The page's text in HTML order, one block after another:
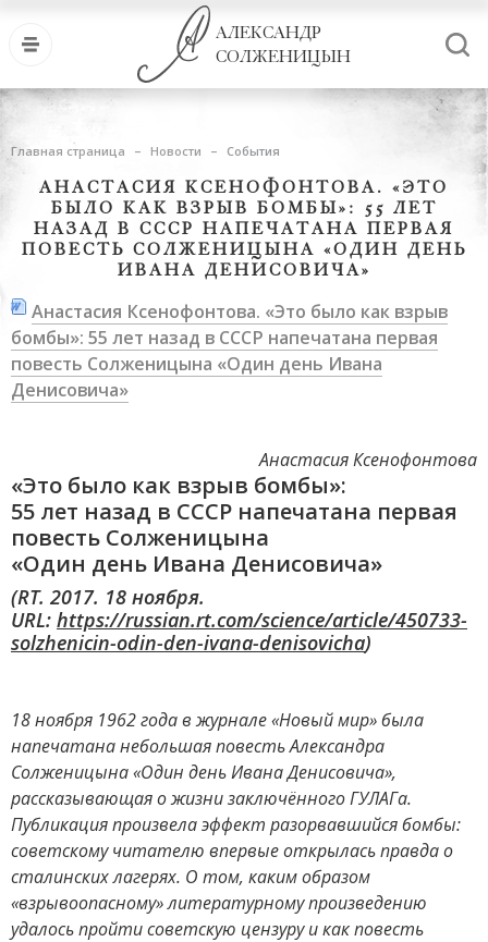
АЛЕКСАНДР
СОЛЖЕНИЦЫН
Главная страница Новости События
АНАСТАСИЯ КСЕНОФОНТОВА. «ЭТО
БЫЛО КАК ВЗРЫВ БОМБЫ»: 55 ЛЕТ
НАЗАД В СССР НАПЕЧАТАНА ПЕРВАЯ
ПОВЕСТЬ СОЛЖЕНИЦЫНА «ОДИН ДЕНЬ
ИВАНА ДЕНИСОВИЧА»
Анастасия Ксенофонтова. «Это было как взрыв
бомбы»: 55 лет назад в СССР напечатана первая
повесть Солженицына «Один день Ивана
Денисовича»
Анастасия Ксенофонтова
«Это было как взрыв бомбы»:
55 лет назад в СССР напечатана первая
повесть Солженицына
«Один день Ивана Денисовича»
(RT. 2017. 18 ноября.
URL: https://russian.rt.com/science/article/450733-
solzhenicin-odin-den-ivana-denisovicha)
18 ноября 1962 года в журнале «Новый мир» была
напечатана небольшая повесть Александра
Солженицына «Один день Ивана Денисовича»,
рассказывающая о жизни заключённого ГУЛАГа.
Публикация произвела эффект разорвавшийся бомбы:
советскому читателю впервые открылась правда о
сталинских лагерях. О том, каким образом
«взрывоопасному» литературному произведению
удалось пройти советскую цензуру и как повесть